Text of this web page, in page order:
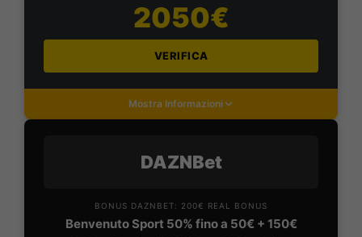
2050€
VERIFICA
Mostra Informazioni
DAZNBet
BONUS DAZNBET: 200€ REAL BONUS
Benvenuto Sport 50% fino a 50€ + 150€